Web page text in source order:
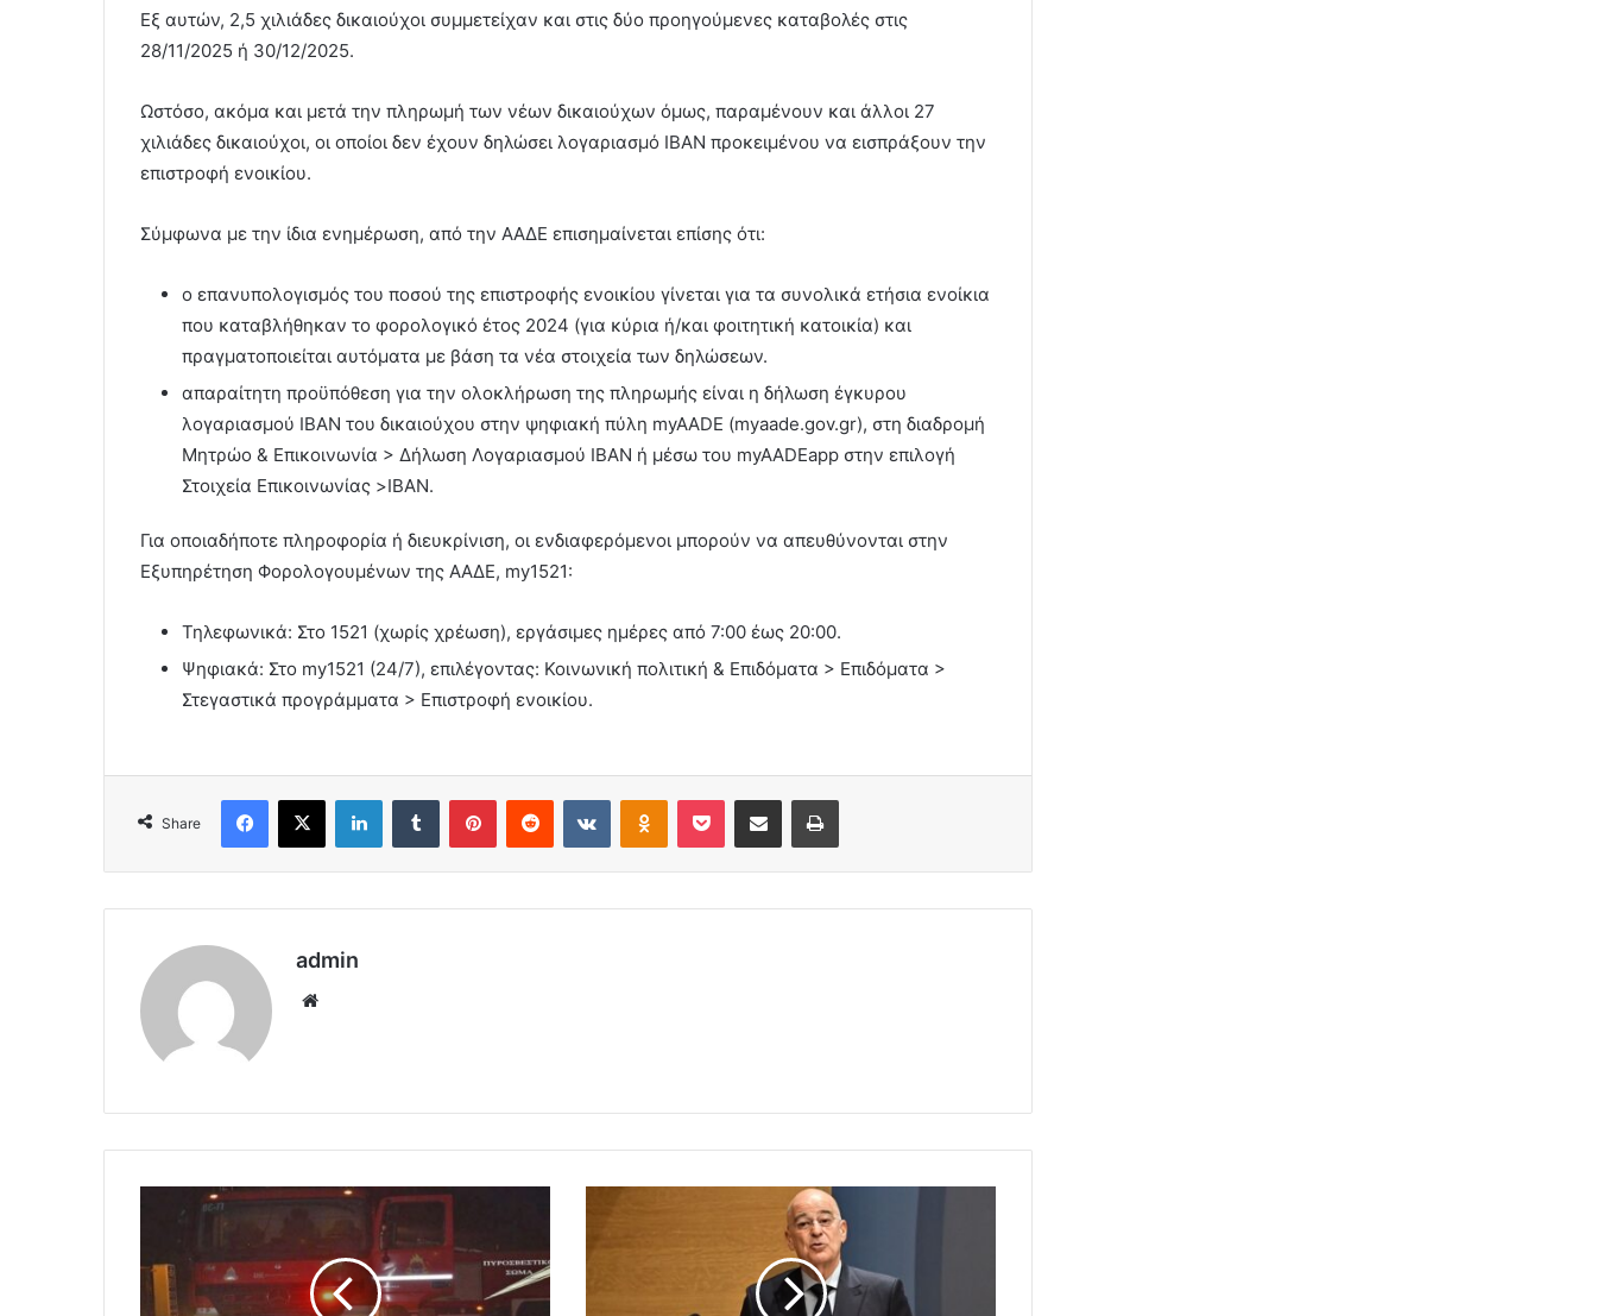
Εξ αυτών, 2,5 χιλιάδες δικαιούχοι συμμετείχαν και στις δύο προηγούμενες καταβολές στις
28/11/2025 ή 30/12/2025.
Ωστόσο, ακόμα και μετά την πληρωμή των νέων δικαιούχων όμως, παραμένουν και άλλοι 27
χιλιάδες δικαιούχοι, οι οποίοι δεν έχουν δηλώσει λογαριασμό ΙΒΑΝ προκειμένου να εισπράξουν την
επιστροφή ενοικίου.
Σύμφωνα με την ίδια ενημέρωση, από την ΑΑΔΕ επισημαίνεται επίσης ότι:
ο επανυπολογισμός του ποσού της επιστροφής ενοικίου γίνεται για τα συνολικά ετήσια ενοίκια
που καταβλήθηκαν το φορολογικό έτος 2024 (για κύρια ή/και φοιτητική κατοικία) και
πραγματοποιείται αυτόματα με βάση τα νέα στοιχεία των δηλώσεων.
απαραίτητη προϋπόθεση για την ολοκλήρωση της πληρωμής είναι η δήλωση έγκυρου
λογαριασμού IBAN του δικαιούχου στην ψηφιακή πύλη myAADE (myaade.gov.gr), στη διαδρομή
Μητρώο & Επικοινωνία > Δήλωση Λογαριασμού IBAN ή μέσω του myAADEapp στην επιλογή
Στοιχεία Επικοινωνίας >IBAN.
Για οποιαδήποτε πληροφορία ή διευκρίνιση, οι ενδιαφερόμενοι μπορούν να απευθύνονται στην
Εξυπηρέτηση Φορολογουμένων της ΑΑΔΕ, my1521:
Τηλεφωνικά: Στο 1521 (χωρίς χρέωση), εργάσιμες ημέρες από 7:00 έως 20:00.
Ψηφιακά: Στο my1521 (24/7), επιλέγοντας: Κοινωνική πολιτική & Επιδόματα > Επιδόματα >
Στεγαστικά προγράμματα > Επιστροφή ενοικίου.
Share
Facebook
X LinkedInTumblr PinterestReddit VKontakteOdnoklassniki
Pocket Share via Email Print
admin